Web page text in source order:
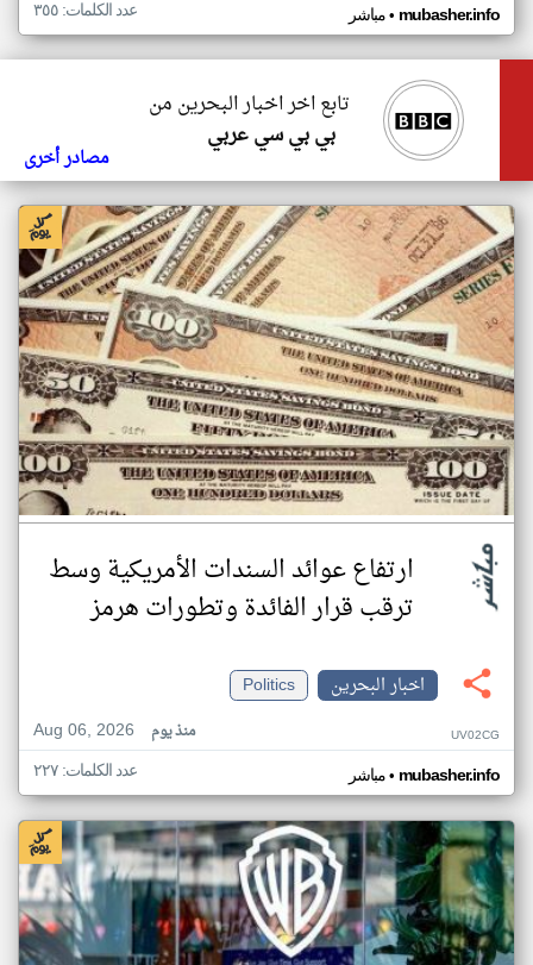
مباشر• mubasher.info عدد الكلمات: ٣٥٥
تابع اخر اخبار البحرين من
بي بي سي عربي
مصادر أخرى
ارتفاع عوائد السندات الأمريكية وسط
ترقب قرار الفائدة وتطورات هرمز
اخبار البحرين
Politics
Aug 06, 2026
منذ يوم UV02CG
مباشر• mubasher.info عدد الكلمات: ٢٢٧